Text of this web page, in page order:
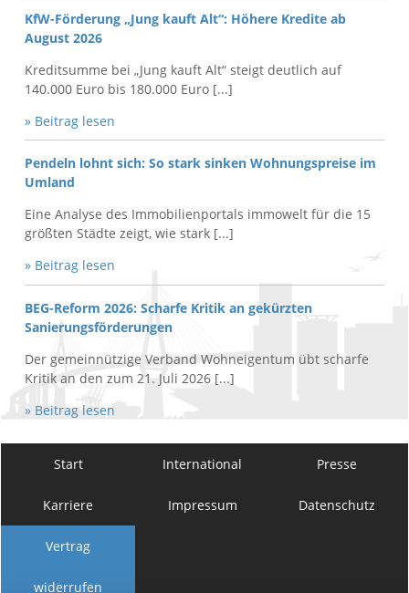
KfW-Förderung „Jung kauft Alt“: Höhere Kredite ab
August 2026
Kreditsumme bei „Jung kauft Alt“ steigt deutlich auf
140.000 Euro bis 180.000 Euro [...]
» Beitrag lesen
Pendeln lohnt sich: So stark sinken Wohnungspreise im
Umland
Eine Analyse des Immobilienportals immowelt für die 15
größten Städte zeigt, wie stark [...]
» Beitrag lesen
BEG-Reform 2026: Scharfe Kritik an gekürzten
Sanierungsförderungen
Der gemeinnützige Verband Wohneigentum übt scharfe
Kritik an den zum 21. Juli 2026 [...]
» Beitrag lesen
Start International Presse
Karriere Impressum Datenschutz
Vertrag
widerrufen